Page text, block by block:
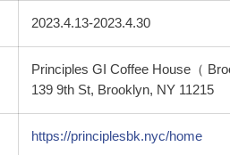
2023.4.13-2023.4.30
Principles GI Coffee House（
139 9th St, Brooklyn, NY 11215
https://principlesbk.nyc/home